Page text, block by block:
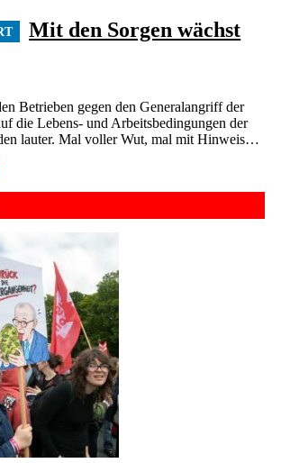
Mit den Sorgen wächst
Betrieben gegen den Generalangriff der
die Lebens- und Arbeitsbedingungen der
lauter. Mal voller Wut, mal mit Hinweis…